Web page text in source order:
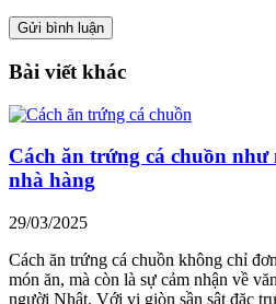
Bài viết khác
Cách ăn trứng cá chuồn
nhà hàng
29/03/2025
Cách ăn trứng cá chuồn không chỉ
món ăn, mà còn là sự cảm nhận về
người Nhật. Với vị giòn sần sật đặc